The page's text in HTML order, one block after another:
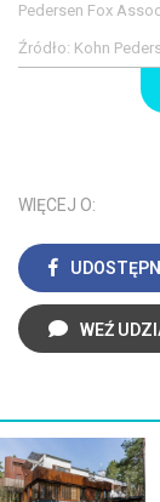
Pedersen Fox
Źródło: Kohn
WIĘCEJ O:
WEŹ